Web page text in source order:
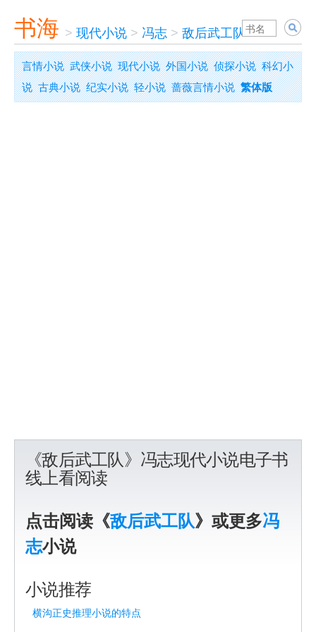
书海 > 现代小说 > 冯志 > 敌后武工队
言情小说 武侠小说 现代小说 外国小说 侦探小说 科幻小
说 古典小说 纪实小说 轻小说 蔷薇言情小说 繁体版
《敌后武工队》冯志现代小说电子书
线上看阅读
点击阅读《敌后武工队》或更多冯
志小说
小说推荐
横沟正史推理小说的特点